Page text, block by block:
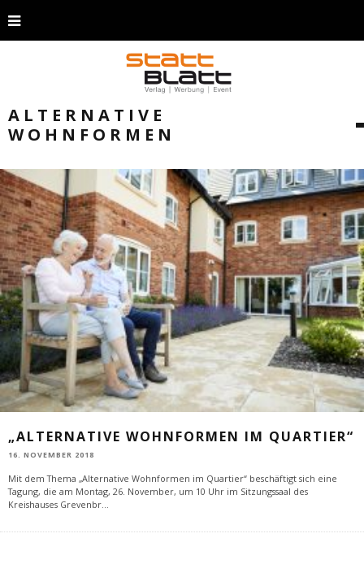
ALTERNATIVE
WOHNFORMEN
„ALTERNATIVE WOHNFORMEN IM QUARTIER“
16. NOVEMBER 2018
Mit dem Thema „Alternative Wohnformen im Quartier“ beschäftigt sich eine
Tagung, die am Montag, 26. November, um 10 Uhr im Sitzungssaal des
Kreishauses Grevenbr